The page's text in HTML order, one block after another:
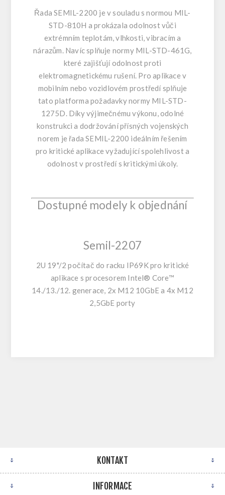
Řada SEMIL-2200 je v souladu s normou MIL-
STD-810H a prokázala odolnost vůči
extrémním teplotám, vlhkosti, vibracím a
nárazům. Navíc splňuje normy MIL-STD-461G,
které zajišťují odolnost proti
elektromagnetickému rušení. Pro aplikace v
mobilním nebo vozidlovém prostředí splňuje
tato platforma požadavky normy MIL-STD-
1275D. Díky výjimečnému výkonu, odolné
konstrukci a dodržování přísných vojenských
norem je řada SEMIL-2200 ideálním řešením
pro kritické aplikace vyžadující spolehlivost a
odolnost v prostředí s kritickými úkoly.
Dostupné modely k objednání
Semil-2207
2U 19"/2 počítač do racku IP69K pro kritické
aplikace s procesorem Intel® Core™
14./13./12. generace, 2x M12 10GbE a 4x M12
2,5GbE porty
KONTAKT
INFORMACE